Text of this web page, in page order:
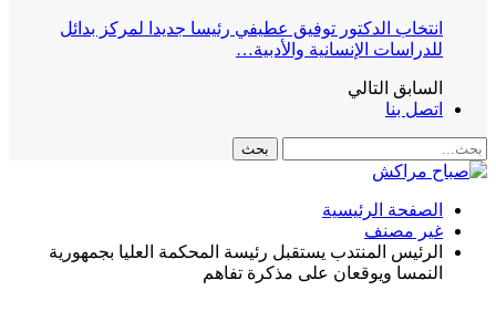
انتخاب الدكتور توفيق عطيفي رئيسا جديدا لمركز بدائل
للدراسات الإنسانية والأدبية…
السابق التالي
اتصل بنا
الصفحة الرئيسية
غير مصنف
الرئيس المنتدب يستقبل رئيسة المحكمة العليا بجمهورية
النمسا ويوقعان على مذكرة تفاهم